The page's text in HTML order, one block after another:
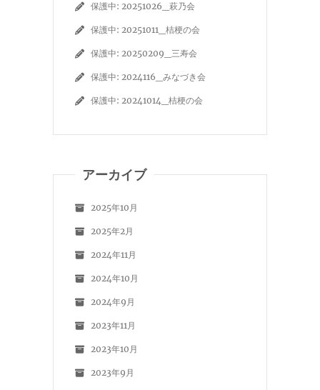
保護中: 20251026_萩乃会
保護中: 20251011_桔梗の会
保護中: 20250209_三寿会
保護中: 2024116_みなづき会
保護中: 20241014_桔梗の会
アーカイブ
2025年10月
2025年2月
2024年11月
2024年10月
2024年9月
2023年11月
2023年10月
2023年9月